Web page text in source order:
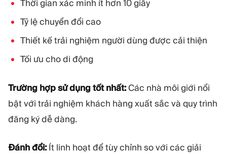
Thời gian xác minh ít hơn 10 giây
Tỷ lệ chuyển đổi cao
Thiết kế trải nghiệm người dùng được cải thiện
Tối ưu cho di động
Trường hợp sử dụng tốt nhất:Các nhà môi giới nổi
bật với trải nghiệm khách hàng xuất sắc và quy trình
đăng ký dễ dàng.
Đánh đổi:Ít linh hoạt để tùy chỉnh so với các giải